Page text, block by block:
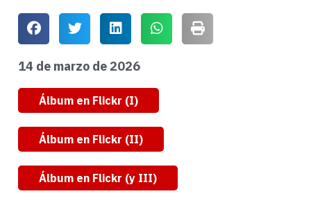
14 de marzo de 2026
Álbum en Flickr (I)
Álbum en Flickr (II)
Álbum en Flickr (y III)